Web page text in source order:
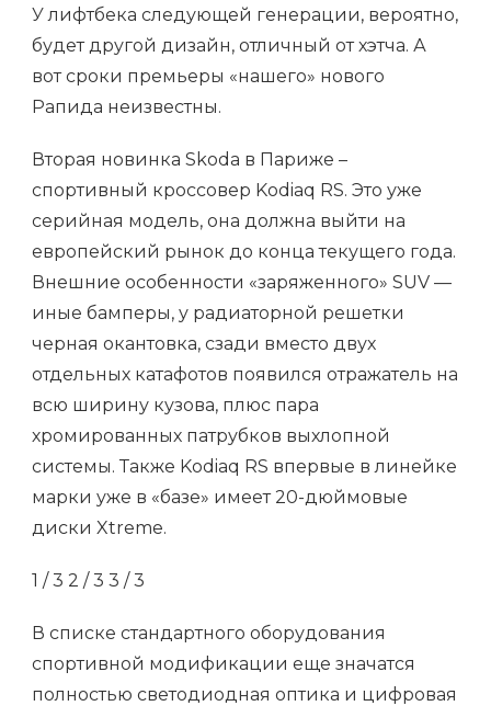
У лифтбека следующей генерации, вероятно,
будет другой дизайн, отличный от хэтча. А
вот сроки премьеры «нашего» нового
Рапида неизвестны.
Вторая новинка Skoda в Париже –
спортивный кроссовер Kodiaq RS. Это уже
серийная модель, она должна выйти на
европейский рынок до конца текущего года.
Внешние особенности «заряженного» SUV —
иные бамперы, у радиаторной решетки
черная окантовка, сзади вместо двух
отдельных катафотов появился отражатель на
всю ширину кузова, плюс пара
хромированных патрубков выхлопной
системы. Также Kodiaq RS впервые в линейке
марки уже в «базе» имеет 20-дюймовые
диски Xtreme.
1 / 3 2 / 3 3 / 3
В списке стандартного оборудования
спортивной модификации еще значатся
полностью светодиодная оптика и цифровая